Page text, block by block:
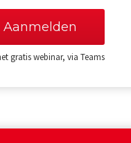
Aanmelden
gratis webinar, via Teams